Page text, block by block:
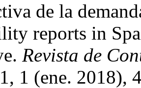
de la
reports in
Revista de
1 (ene. 2018),